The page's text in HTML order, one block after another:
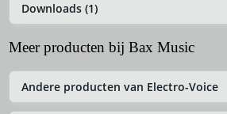
Downloads (1)
Meer producten bij Bax Music
Andere producten van Electro-Voice